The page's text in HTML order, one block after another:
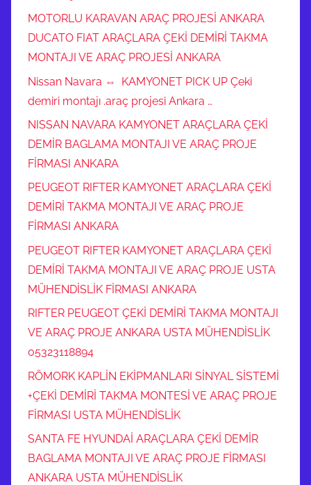
MOTORLU KARAVAN ARAÇ PROJESİ ANKARA
DUCATO FIAT ARAÇLARA ÇEKİ DEMİRİ TAKMA
MONTAJI VE ARAÇ PROJESİ ANKARA
Nissan Navara ⇔ KAMYONET PICK UP Çeki
demiri montajı .araç projesi Ankara …
NISSAN NAVARA KAMYONET ARAÇLARA ÇEKİ
DEMİR BAGLAMA MONTAJI VE ARAÇ PROJE
FİRMASI ANKARA
PEUGEOT RIFTER KAMYONET ARAÇLARA ÇEKİ
DEMİRİ TAKMA MONTAJI VE ARAÇ PROJE
FİRMASI ANKARA
PEUGEOT RIFTER KAMYONET ARAÇLARA ÇEKİ
DEMİRİ TAKMA MONTAJI VE ARAÇ PROJE USTA
MÜHENDİSLİK FİRMASI ANKARA
RIFTER PEUGEOT ÇEKİ DEMİRİ TAKMA MONTAJI
VE ARAÇ PROJE ANKARA USTA MÜHENDİSLİK
05323118894
RÖMORK KAPLİN EKİPMANLARI SİNYAL SİSTEMİ
+ÇEKİ DEMİRİ TAKMA MONTESİ VE ARAÇ PROJE
FİRMASI USTA MÜHENDİSLİK
SANTA FE HYUNDAİ ARAÇLARA ÇEKİ DEMİR
BAGLAMA MONTAJI VE ARAÇ PROJE FİRMASI
ANKARA USTA MÜHENDİSLİK